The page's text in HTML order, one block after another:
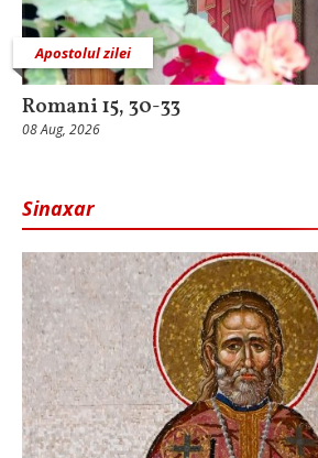
Apostolul zilei
Romani 15, 30-33
08 Aug, 2026
Sinaxar